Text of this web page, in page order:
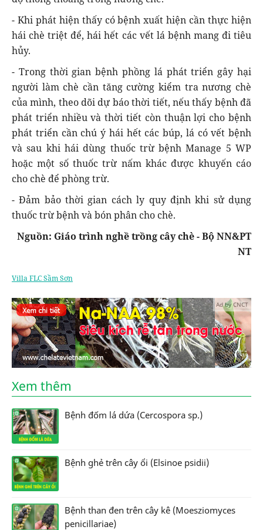
- Khi phát hiện thấy có bệnh xuất hiện cần thực hiện
hái chè triệt để, hái hết các vết lá bệnh mang đi tiêu
hủy.
- Trong thời gian bệnh phồng lá phát triển gây hại
người làm chè cần tăng cường kiểm tra nương chè
của mình, theo dõi dự báo thời tiết, nếu thấy bệnh đã
phát triển nhiều và thời tiết còn thuận lợi cho bệnh
phát triển cần chú ý hái hết các búp, lá có vết bệnh
và sau khi hái dùng thuốc trừ bệnh Manage 5 WP
hoặc một số thuốc trừ nấm khác được khuyến cáo
cho chè để phòng trừ.
- Đảm bảo thời gian cách ly quy định khi sử dụng
thuốc trừ bệnh và bón phân cho chè.
Nguồn: Giáo trình nghề trồng cây chè - Bộ NN&PT
NT
Villa FLC Sầm Sơn
Ad by CNCT
Xem thêm
Bệnh đốm lá dứa (Cercospora sp.)
Bệnh ghẻ trên cây ổi (Elsinoe psidii)
Bệnh than đen trên cây kê (Moesziomyces
penicillariae)